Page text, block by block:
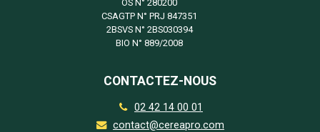
OS N° 280200
CSAGTP N° PRJ 847351
2BSVS N° 2BS030394
BIO N° 889/2008
CONTACTEZ-NOUS
02 42 14 00 01
contact@cereapro.com